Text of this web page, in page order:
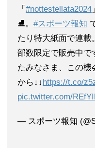
「 #nottestellata2024
⛸。 #スポーツ報知
たり特大紙面で連載
部数限定で販売中で
たみなさま、この機
から↓↓ https://t.co/
pic.twitter.com/
— スポーツ報知